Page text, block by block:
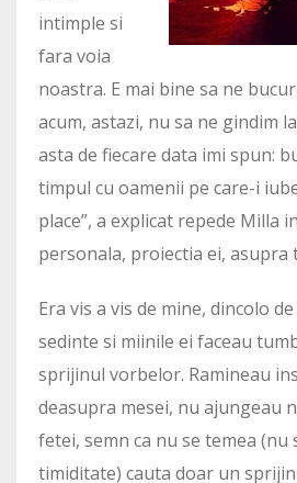
intimple si
fara voia
noastra. E mai bine sa ne
acum, astazi, nu sa ne gindim
asta de fiecare data imi spun:
timpul cu oamenii pe care-i
place”, a explicat repede Milla
personala, proiectia ei, asupra
Era vis a vis de mine, dincolo
sedinte si miinile ei faceau
sprijinul vorbelor. Ramineau
deasupra mesei, nu ajungeau
fetei, semn ca nu se temea (nu
timiditate) cauta doar un